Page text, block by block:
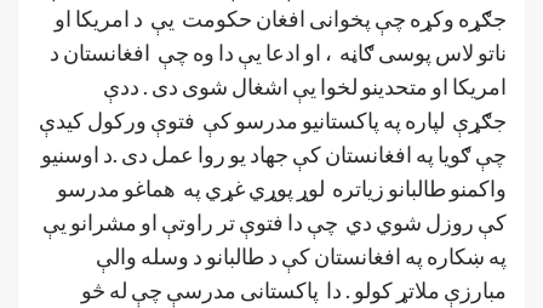
جګړه وکړه چې پخوانی افغان حکومت یې د امريکا او
ناتو لاس پوسی ګاڼه ، او ادعا یې دا وه چې افغانستان د
امريکا او متحدينو لخوا یې اشغال شوی دی . ددې
جګړې لپاره په پاکستانيو مدرسو کې فتوې ورکول کيدې
چې ګويا په افغانستان کې جهاد يو روا عمل دی .د اوسنيو
واکمنو طالبانو زياتره لوړ پوړي غړي په هماغو مدرسو
کې روزل شوي دي چې دا فتوې تر راوتې او مشرانو یې
په ښکاره په افغانستان کې د طالبانو د وسله والې
مبارزې ملاتړ کولو . دا پاکستانی مدرسې چې له څو